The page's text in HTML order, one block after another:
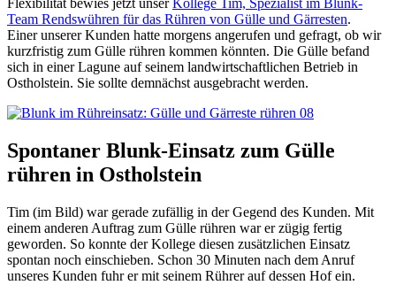
Flexibilität bewies jetzt unser Kollege Tim, Spezialist im Blunk-
Team Rendswühren für das Rühren von Gülle und Gärresten.
Einer unserer Kunden hatte morgens angerufen und gefragt, ob wir
kurzfristig zum Gülle rühren kommen könnten. Die Gülle befand
sich in einer Lagune auf seinem landwirtschaftlichen Betrieb in
Ostholstein. Sie sollte demnächst ausgebracht werden.
Spontaner Blunk-Einsatz zum Gülle
rühren in Ostholstein
Tim (im Bild) war gerade zufällig in der Gegend des Kunden. Mit
einem anderen Auftrag zum Gülle rühren war er zügig fertig
geworden. So konnte der Kollege diesen zusätzlichen Einsatz
spontan noch einschieben. Schon 30 Minuten nach dem Anruf
unseres Kunden fuhr er mit seinem Rührer auf dessen Hof ein.